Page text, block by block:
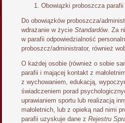
Obowiązki proboszcza parafii
Do obowiązków proboszcza/
wdrażanie w życieStandardów. Za
w parafii odpowiedzialność
proboszcz/administrator, również
O każdej osobie (również o sobie
parafii i mającej kontakt z
z wychowaniem, edukacją,
świadczeniem porad
uprawianiem sportu lub realizacją
małoletnich, lub z opieką nad nimi
parafii uzyskuje dane zRejestru